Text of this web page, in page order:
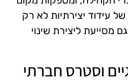
עידוד יצירתיות לא רק
מסייעת ליצירת שינוי
וסטרס חברתי